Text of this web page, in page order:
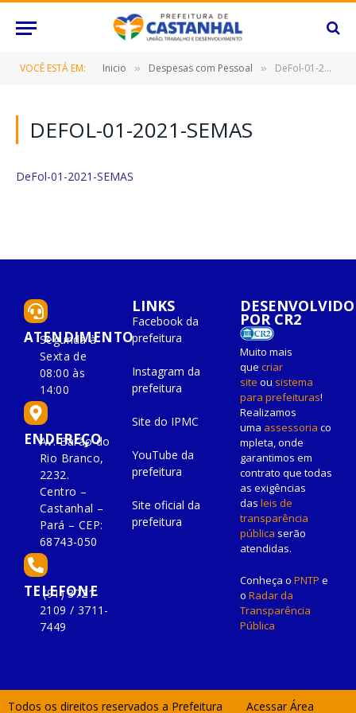
VOCÊ ESTÁ EM: Inicio » Despesas com Pessoal » DeFol-01-2021-SEMAS
DEFOL-01-2021-SEMAS
DeFol-01-2021-SEMAS
ATENDIMENTO
Segunda à
Sexta de
08:00 às
14:00
ENDEREÇO
Av. Barão do
Rio Branco,
2232.
Centro –
Castanhal –
Pará – CEP:
68743-050
TELEFONE
(91) 3721-
2109 / 3711-
7449
LINKS
Facebook da
prefeitura
Instagram da
prefeitura
Site do IPMC
YouTube da
prefeitura
Site oficial da
prefeitura
DESENVOLVIDO
POR CR2
Muito mais
que criar
site ou sistema
para prefeituras!
Realizamos
uma assessoria co
mpleta, onde
garantimos em
contrato que todas
as exigências
das leis de
transparência
pública serão
atendidas.
Conheça o PNTP e
o Radar da
Transparência
Pública
Todos os direitos reservados a Prefeitura Acessar Área